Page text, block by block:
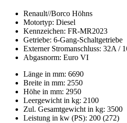
Renault//Borco Höhns
Motortyp: Diesel
Kennzeichen: FR-MR2023
Getriebe: 6-Gang-Schaltgetriebe
Externer Stromanschluss: 32A /
Abgasnorm: Euro VI
Länge in mm: 6690
Breite in mm: 2550
Höhe in mm: 2950
Leergewicht in kg: 2100
Zul. Gesamtgewicht in kg: 3500
Leistung in kw (PS): 200 (272)